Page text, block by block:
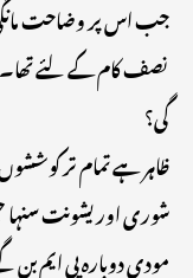
گی؟
ظاہر ہے تمام تر
شوری اور یشونت سنہا
مودی دوبارہ پی ایم